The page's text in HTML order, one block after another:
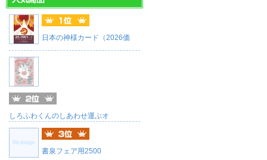
日本の神様カード（2026価
しろふわくんのしあわせ運ぶオ
書泉フェア用2500